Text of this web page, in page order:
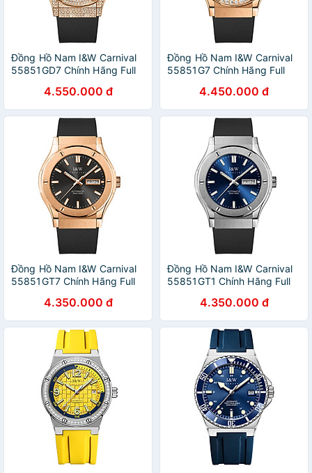
Đồng Hồ Nam I&W Carnival
55851GD7 Chính Hãng Full
Chống Xước Dây Silicon Cao
Cấp BH 60T (Máy Cơ Tự
Động)
4.550.000 đ
Đồng Hồ Nam I&W Carnival
55851G7 Chính Hãng Full
Chống Xước Dây Silicon Cao
Cấp BH 60T (Máy Cơ Tự
Động)
4.450.000 đ
Đồng Hồ Nam I&W Carnival
55851GT7 Chính Hãng Full
Chống Xước Dây Silicon Cao
Cấp BH 60T (Máy Cơ Tự
Động)
4.350.000 đ
Đồng Hồ Nam I&W Carnival
55851GT1 Chính Hãng Full
Chống Xước Dây Silicon Cao
Cấp BH 60T (Máy Cơ Tự
Động)
4.350.000 đ